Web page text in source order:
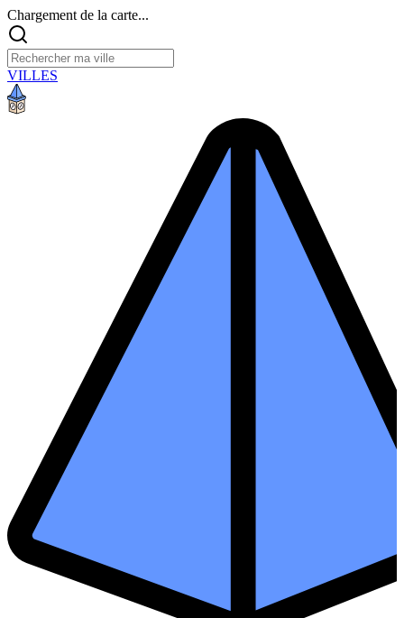
Chargement de la carte...
VILLES